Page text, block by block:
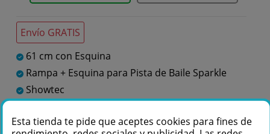
Envío GRATIS
61 cm con Esquina
Rampa + Esquina para Pista de Baile Sparkle
Showtec
Esta tienda te pide que aceptes cookies para fines de